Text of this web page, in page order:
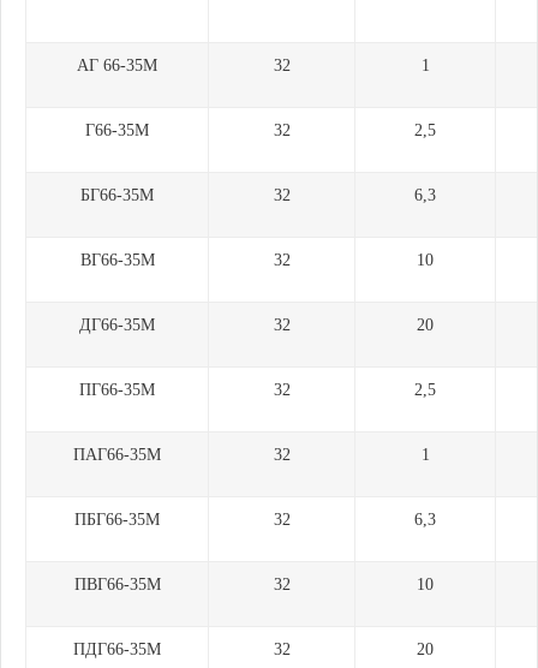
АГ 66-35М 32 1
Г66-35М 32 2,5
БГ66-35М 32 6,3
ВГ66-35М 32 10
ДГ66-35М 32 20
ПГ66-35М 32 2,5
ПАГ66-35М 32 1
ПБГ66-35М 32 6,3
ПВГ66-35М 32 10
ПДГ66-35М 32 20